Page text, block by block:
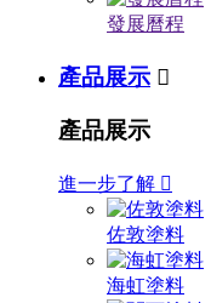
發展曆程
產品展示 
產品展示
進一步了解 
佐敦塗料
海虹塗料